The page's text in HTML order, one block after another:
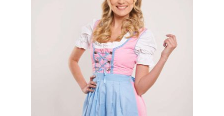
possono
essere
scelte
nella
pagina
del
prodotto